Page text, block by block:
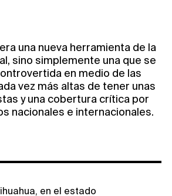
una nueva herramienta de la
sino simplemente una que se
en medio de las
vez más altas de tener unas
y una cobertura crítica por
nacionales e internacionales.
en el estado